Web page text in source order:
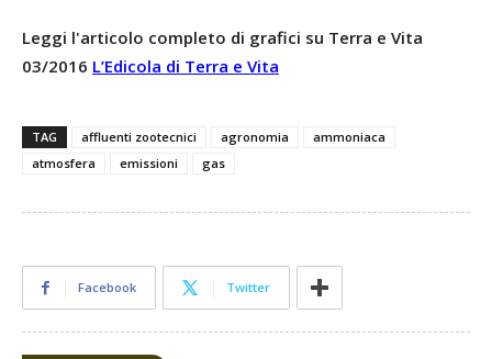
Leggi l'articolo completo di grafici su Terra e Vita
03/2016 L’Edicola di Terra e Vita
TAG affluenti zootecnici agronomia
ammoniaca
atmosfera
emissioni gas
Facebook Twitter